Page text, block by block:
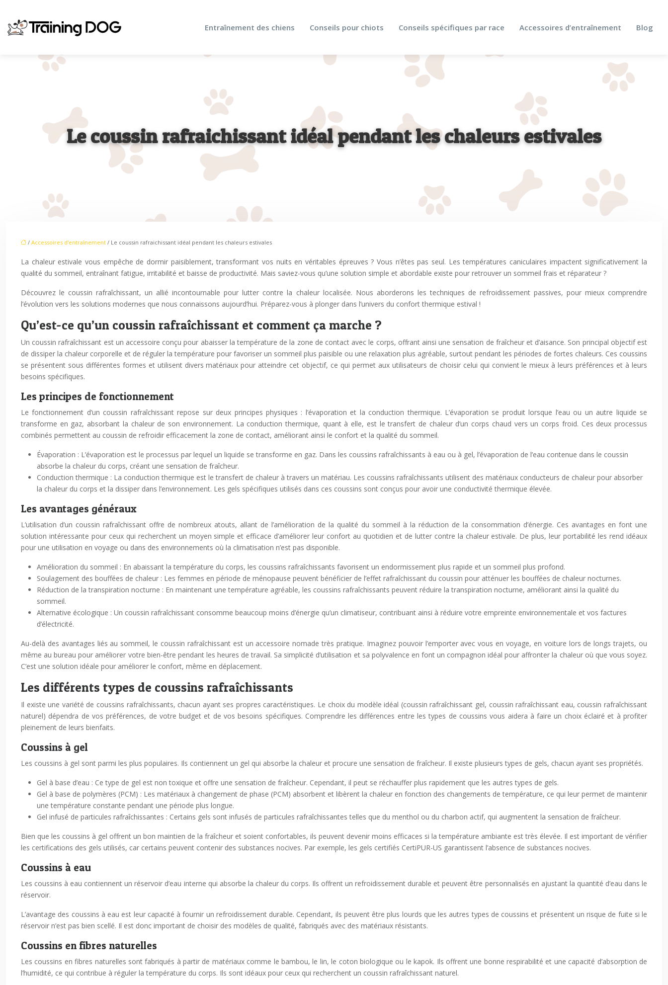
Entraînement des chiens Conseils pour chiots Conseils spécifiques par race Accessoires d’entraînement Blog
Le coussin rafraichissant idéal pendant les chaleurs estivales
/ Accessoires d'entraînement / Le coussin rafraichissant idéal pendant les chaleurs estivales
La chaleur estivale vous empêche de dormir paisiblement, transformant vos nuits en véritables épreuves ? Vous n’êtes pas seul. Les températures caniculaires impactent significativement la
qualité du sommeil, entraînant fatigue, irritabilité et baisse de productivité. Mais saviez-vous qu’une solution simple et abordable existe pour retrouver un sommeil frais et réparateur ?
Découvrez le coussin rafraîchissant, un allié incontournable pour lutter contre la chaleur localisée. Nous aborderons les techniques de refroidissement passives, pour mieux comprendre
l’évolution vers les solutions modernes que nous connaissons aujourd’hui. Préparez-vous à plonger dans l’univers du confort thermique estival !
Qu’est-ce qu’un coussin rafraîchissant et comment ça marche ?
Un coussin rafraîchissant est un accessoire conçu pour abaisser la température de la zone de contact avec le corps, offrant ainsi une sensation de fraîcheur et d’aisance. Son principal objectif est
de dissiper la chaleur corporelle et de réguler la température pour favoriser un sommeil plus paisible ou une relaxation plus agréable, surtout pendant les périodes de fortes chaleurs. Ces coussins
se présentent sous différentes formes et utilisent divers matériaux pour atteindre cet objectif, ce qui permet aux utilisateurs de choisir celui qui convient le mieux à leurs préférences et à leurs
besoins spécifiques.
Les principes de fonctionnement
Le fonctionnement d’un coussin rafraîchissant repose sur deux principes physiques : l’évaporation et la conduction thermique. L’évaporation se produit lorsque l’eau ou un autre liquide se
transforme en gaz, absorbant la chaleur de son environnement. La conduction thermique, quant à elle, est le transfert de chaleur d’un corps chaud vers un corps froid. Ces deux processus
combinés permettent au coussin de refroidir efficacement la zone de contact, améliorant ainsi le confort et la qualité du sommeil.
Évaporation : L’évaporation est le processus par lequel un liquide se transforme en gaz. Dans les coussins rafraîchissants à eau ou à gel, l’évaporation de l’eau contenue dans le coussin
absorbe la chaleur du corps, créant une sensation de fraîcheur.
Conduction thermique : La conduction thermique est le transfert de chaleur à travers un matériau. Les coussins rafraîchissants utilisent des matériaux conducteurs de chaleur pour absorber
la chaleur du corps et la dissiper dans l’environnement. Les gels spécifiques utilisés dans ces coussins sont conçus pour avoir une conductivité thermique élevée.
Les avantages généraux
L’utilisation d’un coussin rafraîchissant offre de nombreux atouts, allant de l’amélioration de la qualité du sommeil à la réduction de la consommation d’énergie. Ces avantages en font une
solution intéressante pour ceux qui recherchent un moyen simple et efficace d’améliorer leur confort au quotidien et de lutter contre la chaleur estivale. De plus, leur portabilité les rend idéaux
pour une utilisation en voyage ou dans des environnements où la climatisation n’est pas disponible.
Amélioration du sommeil : En abaissant la température du corps, les coussins rafraîchissants favorisent un endormissement plus rapide et un sommeil plus profond.
Soulagement des bouffées de chaleur : Les femmes en période de ménopause peuvent bénéficier de l’effet rafraîchissant du coussin pour atténuer les bouffées de chaleur nocturnes.
Réduction de la transpiration nocturne : En maintenant une température agréable, les coussins rafraîchissants peuvent réduire la transpiration nocturne, améliorant ainsi la qualité du
sommeil.
Alternative écologique : Un coussin rafraîchissant consomme beaucoup moins d’énergie qu’un climatiseur, contribuant ainsi à réduire votre empreinte environnementale et vos factures
d’électricité.
Au-delà des avantages liés au sommeil, le coussin rafraîchissant est un accessoire nomade très pratique. Imaginez pouvoir l’emporter avec vous en voyage, en voiture lors de longs trajets, ou
même au bureau pour améliorer votre bien-être pendant les heures de travail. Sa simplicité d’utilisation et sa polyvalence en font un compagnon idéal pour affronter la chaleur où que vous soyez.
C’est une solution idéale pour améliorer le confort, même en déplacement.
Les différents types de coussins rafraîchissants
Il existe une variété de coussins rafraîchissants, chacun ayant ses propres caractéristiques. Le choix du modèle idéal (coussin rafraîchissant gel, coussin rafraîchissant eau, coussin rafraîchissant
naturel) dépendra de vos préférences, de votre budget et de vos besoins spécifiques. Comprendre les différences entre les types de coussins vous aidera à faire un choix éclairé et à profiter
pleinement de leurs bienfaits.
Coussins à gel
Les coussins à gel sont parmi les plus populaires. Ils contiennent un gel qui absorbe la chaleur et procure une sensation de fraîcheur. Il existe plusieurs types de gels, chacun ayant ses propriétés.
Gel à base d’eau : Ce type de gel est non toxique et offre une sensation de fraîcheur. Cependant, il peut se réchauffer plus rapidement que les autres types de gels.
Gel à base de polymères (PCM) : Les matériaux à changement de phase (PCM) absorbent et libèrent la chaleur en fonction des changements de température, ce qui leur permet de maintenir
une température constante pendant une période plus longue.
Gel infusé de particules rafraîchissantes : Certains gels sont infusés de particules rafraîchissantes telles que du menthol ou du charbon actif, qui augmentent la sensation de fraîcheur.
Bien que les coussins à gel offrent un bon maintien de la fraîcheur et soient confortables, ils peuvent devenir moins efficaces si la température ambiante est très élevée. Il est important de vérifier
les certifications des gels utilisés, car certains peuvent contenir des substances nocives. Par exemple, les gels certifiés CertiPUR-US garantissent l’absence de substances nocives.
Coussins à eau
Les coussins à eau contiennent un réservoir d’eau interne qui absorbe la chaleur du corps. Ils offrent un refroidissement durable et peuvent être personnalisés en ajustant la quantité d’eau dans le
réservoir.
L’avantage des coussins à eau est leur capacité à fournir un refroidissement durable. Cependant, ils peuvent être plus lourds que les autres types de coussins et présentent un risque de fuite si le
réservoir n’est pas bien scellé. Il est donc important de choisir des modèles de qualité, fabriqués avec des matériaux résistants.
Coussins en fibres naturelles
Les coussins en fibres naturelles sont fabriqués à partir de matériaux comme le bambou, le lin, le coton biologique ou le kapok. Ils offrent une bonne respirabilité et une capacité d’absorption de
l’humidité, ce qui contribue à réguler la température du corps. Ils sont idéaux pour ceux qui recherchent un coussin rafraîchissant naturel.